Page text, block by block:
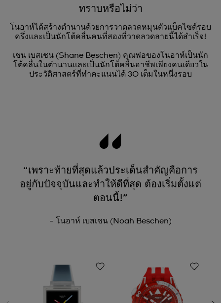
ทราบหรือไม่ว่า
โนอาห์ได้สร้างตำนานด้วยการวาดลวดหมุนตัวแบ็คไซด์รอบ
ครึ่งและเป็นนักโต้คลื่นคนที่สองที่วาดลวดลายนี้ได้สำเร็จ!
เชน เบสเชน (Shane Beschen) คุณพ่อของโนอาห์เป็นนัก
โต้คลื่นในตำนานและเป็นนักโต้คลื่นอาชีพเพียงคนเดียวใน
ประวัติศาสตร์ที่ทำคะแนนได้ 30 เต็มในหนึ่งรอบ
“เพราะท้ายที่สุดแล้วประเด็นสำคัญคือการ
อยู่กับปัจจุบันและทำให้ดีที่สุด ต้องเริ่มตั้งแต่
ตอนนี้!”
– โนอาห์ เบสเชน (Noah Beschen)